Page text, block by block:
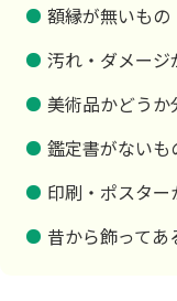
額縁が無いもの
汚れ・ダメージ
美術品かどう
鑑定書がないも
印刷・ポスタ
昔から飾ってあ